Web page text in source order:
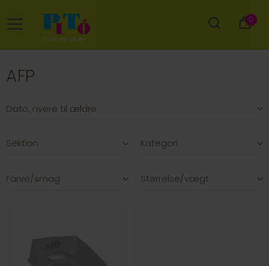
0
AFP
Sektion Kategori
Farve/smag Størrelse/vægt